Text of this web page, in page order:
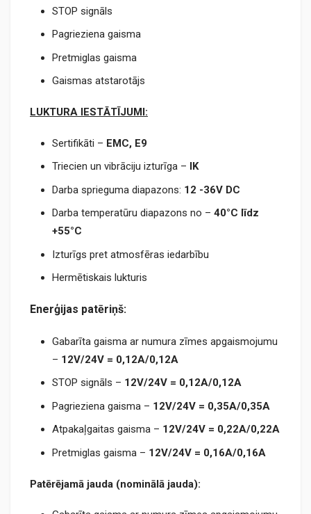
STOP signāls
Pagrieziena gaisma
Pretmiglas gaisma
Gaismas atstarotājs
LUKTURA IESTĀTĪJUMI:
Sertifikāti – EMC, E9
Triecien un vibrāciju izturīga –
IK
Darba sprieguma diapazons: 12 -36V DC
Darba temperatūru diapazons no – 40°C līdz
+55°C
Izturīgs pret atmosfēras iedarbību
Hermētiskais lukturis
Enerģijas patēriņš:
Gabarīta gaisma ar numura zīmes apgaismojumu
– 12V/24V = 0,12А/0,12A
STOP signāls – 12V/24V = 0,12A/0,12A
Pagrieziena gaisma – 12V/24V = 0,35A/0,35A
Atpakaļgaitas gaisma – 12V/24V = 0,22A/0,22A
Pretmiglas gaisma – 12V/24V = 0,16A/0,16A
Patērējamā jauda (nominālā jauda):